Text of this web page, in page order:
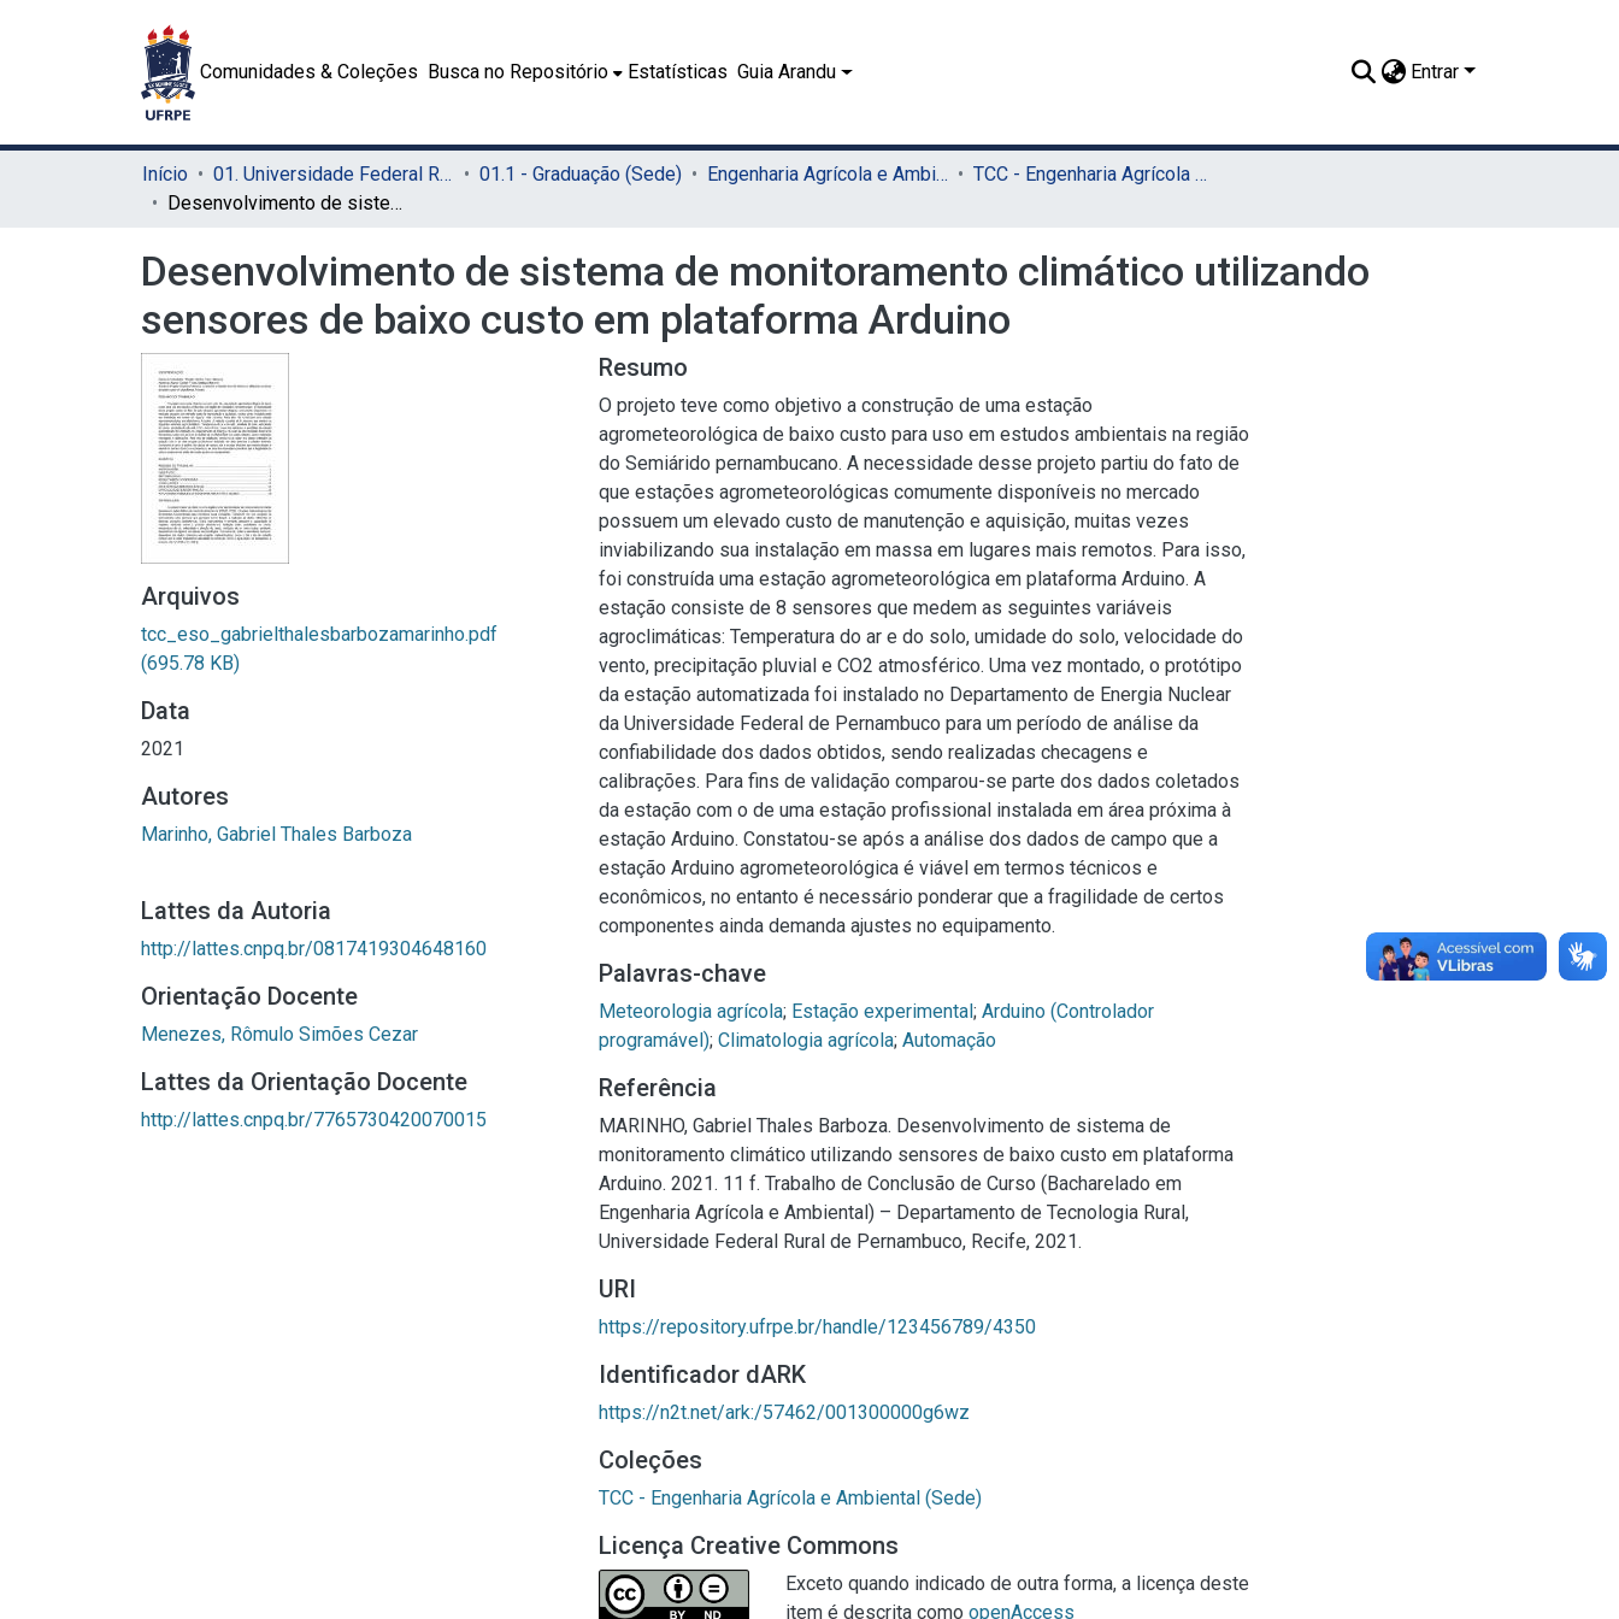
Comunidades & Coleções Busca no Repositório Estatísticas Guia Arandu Entrar
Início 01. Universidade Federal Rural de Pernambuco - UFRPE (Sede) 01.1 - Graduação (Sede) Engenharia Agrícola e Ambiental (Sede)
TCC - Engenharia Agrícola e Ambiental (Sede)
Desenvolvimento de sistema de monitoramento climático utilizando sensores de baixo custo em plataforma Arduino
Desenvolvimento de sistema de monitoramento climático utilizando
sensores de baixo custo em plataforma Arduino
Arquivos
tcc_eso_gabrielthalesbarbozamarinho.pdf
(695.78 KB)
Data
2021
Autores
Marinho, Gabriel Thales Barboza
Lattes da Autoria
http://lattes.cnpq.br/0817419304648160
Orientação Docente
Menezes, Rômulo Simões Cezar
Lattes da Orientação Docente
http://lattes.cnpq.br/7765730420070015
Resumo
O projeto teve como objetivo a construção de uma estação
agrometeorológica de baixo custo para uso em estudos ambientais na região
do Semiárido pernambucano. A necessidade desse projeto partiu do fato de
que estações agrometeorológicas comumente disponíveis no mercado
possuem um elevado custo de manutenção e aquisição, muitas vezes
inviabilizando sua instalação em massa em lugares mais remotos. Para isso,
foi construída uma estação agrometeorológica em plataforma Arduino. A
estação consiste de 8 sensores que medem as seguintes variáveis
agroclimáticas: Temperatura do ar e do solo, umidade do solo, velocidade do
vento, precipitação pluvial e CO2 atmosférico. Uma vez montado, o protótipo
da estação automatizada foi instalado no Departamento de Energia Nuclear
da Universidade Federal de Pernambuco para um período de análise da
confiabilidade dos dados obtidos, sendo realizadas checagens e
calibrações. Para fins de validação comparou-se parte dos dados coletados
da estação com o de uma estação profissional instalada em área próxima à
estação Arduino. Constatou-se após a análise dos dados de campo que a
estação Arduino agrometeorológica é viável em termos técnicos e
econômicos, no entanto é necessário ponderar que a fragilidade de certos
componentes ainda demanda ajustes no equipamento.
Palavras-chave
Meteorologia agrícola; Estação experimental; Arduino (Controlador
programável); Climatologia agrícola; Automação
Referência
MARINHO, Gabriel Thales Barboza. Desenvolvimento de sistema de
monitoramento climático utilizando sensores de baixo custo em plataforma
Arduino. 2021. 11 f. Trabalho de Conclusão de Curso (Bacharelado em
Engenharia Agrícola e Ambiental) – Departamento de Tecnologia Rural,
Universidade Federal Rural de Pernambuco, Recife, 2021.
URI
https://repository.ufrpe.br/handle/123456789/4350
Identificador dARK
https://n2t.net/ark:/57462/001300000g6wz
Coleções
TCC - Engenharia Agrícola e Ambiental (Sede)
Licença Creative Commons
Exceto quando indicado de outra forma, a licença deste
item é descrita como openAccess